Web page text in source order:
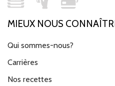
MIEUX NOUS
Qui sommes-nous?
Carrières
Nos recettes